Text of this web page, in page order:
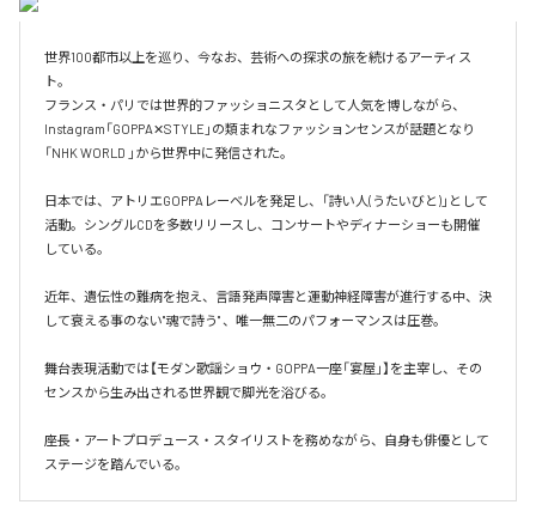
世界100都市以上を巡り、今なお、芸術への探求の旅を続けるアーティス
ト。
フランス・パリでは世界的ファッショニスタとして人気を博しながら、
Instagram「GOPPA✕STYLE」の類まれなファッションセンスが話題となり
「NHK WORLD 」から世界中に発信された。
日本では、アトリエGOPPAレーベルを発足し、「詩い人(うたいびと)」として
活動。シングルCDを多数リリースし、コンサートやディナーショーも開催
している。
近年、遺伝性の難病を抱え、言語発声障害と運動神経障害が進行する中、決
して衰える事のない"魂で詩う" 、唯一無二のパフォーマンスは圧巻。
舞台表現活動では【モダン歌謡ショウ・GOPPA一座「宴屋」】を主宰し、その
センスから生み出される世界観で脚光を浴びる。
座長・アートプロデュース・スタイリストを務めながら、自身も俳優として
ステージを踏んでいる。